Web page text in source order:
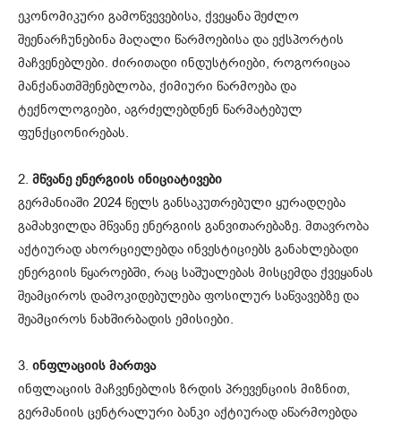
ეკონომიკური გამოწვევებისა, ქვეყანა შეძლო
შეენარჩუნებინა მაღალი წარმოებისა და ექსპორტის
მაჩვენებლები. ძირითადი ინდუსტრიები, როგორიცაა
მანქანათმშენებლობა, ქიმიური წარმოება და
ტექნოლოგიები, აგრძელებდნენ წარმატებულ
ფუნქციონირებას.
2. მწვანე ენერგიის ინიციატივები
გერმანიაში 2024 წელს განსაკუთრებული ყურადღება
გამახვილდა მწვანე ენერგიის განვითარებაზე. მთავრობა
აქტიურად ახორციელებდა ინვესტიციებს განახლებადი
ენერგიის წყაროებში, რაც საშუალებას მისცემდა ქვეყანას
შეამციროს დამოკიდებულება ფოსილურ საწვავებზე და
შეამციროს ნახშირბადის ემისიები.
3. ინფლაციის მართვა
ინფლაციის მაჩვენებლის ზრდის პრევენციის მიზნით,
გერმანიის ცენტრალური ბანკი აქტიურად აწარმოებდა